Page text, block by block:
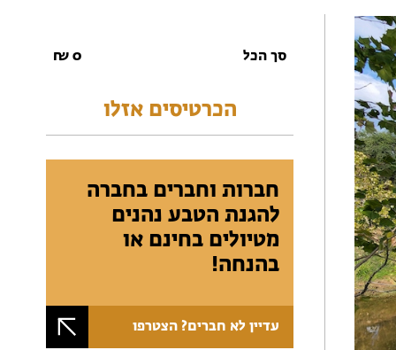
סך הכל 0
₪
הכרטיסים אזלו
חברות וחברים בחברה
להגנת הטבע נהנים
מטיולים בחינם או
בהנחה!
עדיין לא חברים? הצטרפו